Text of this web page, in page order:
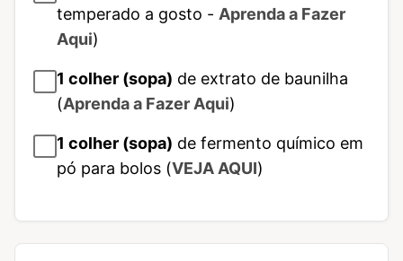
temperado a gosto - Aprenda a Fazer
Aqui)
1 colher (sopa) de extrato de baunilha
(Aprenda a Fazer Aqui)
1 colher (sopa) de fermento químico em
pó para bolos (VEJA AQUI)